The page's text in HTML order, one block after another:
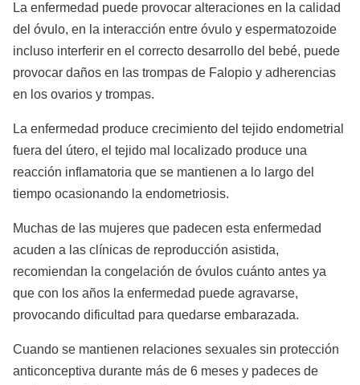
La enfermedad puede provocar alteraciones en la calidad
del óvulo, en la interacción entre óvulo y espermatozoide
incluso interferir en el correcto desarrollo del bebé, puede
provocar daños en las trompas de Falopio y adherencias
en los ovarios y trompas.
La enfermedad produce crecimiento del tejido endometrial
fuera del útero, el tejido mal localizado produce una
reacción inflamatoria que se mantienen a lo largo del
tiempo ocasionando la endometriosis.
Muchas de las mujeres que padecen esta enfermedad
acuden a las clínicas de reproducción asistida,
recomiendan la congelación de óvulos cuánto antes ya
que con los años la enfermedad puede agravarse,
provocando dificultad para quedarse embarazada.
Cuando se mantienen relaciones sexuales sin protección
anticonceptiva durante más de 6 meses y padeces de